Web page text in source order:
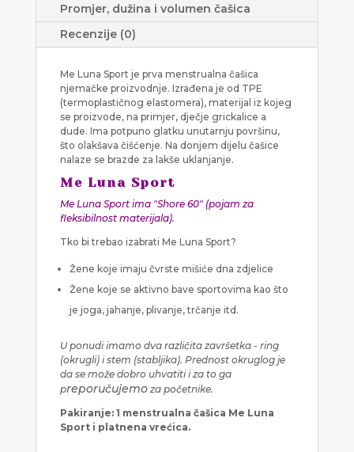
Promjer, dužina i volumen čašica
Recenzije (0)
Me Luna Sport je prva menstrualna čašica
njemačke proizvodnje. Izrađena je od TPE
(termoplastičnog elastomera), materijal iz kojeg
se proizvode, na primjer, dječje grickalice a
dude. Ima potpuno glatku unutarnju površinu,
što olakšava čišćenje. Na donjem dijelu čašice
nalaze se brazde za lakše uklanjanje.
Me Luna Sport
Me Luna Sport ima "Shore 60" (pojam za
fleksibilnost materijala).
Tko bi trebao izabrati Me Luna Sport?
Žene koje imaju čvrste mišiće dna zdjelice
Žene koje se aktivno bave sportovima kao što
je joga, jahanje, plivanje, trčanje itd.
U ponudi imamo dva različita završetka - ring
(okrugli) i stem (stabljika). Prednost okruglog je
da se može dobro uhvatiti i za to ga
preporučujemoza početnike.
Pakiranje: 1 menstrualna čašica Me Luna
Sport i platnena vrećica.